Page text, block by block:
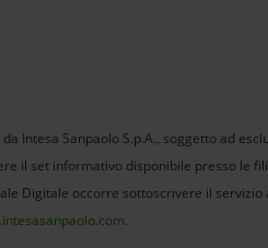
Intesa Sanpaolo S.p.A., soggetto ad
il set informativo disponibile presso le
Digitale occorre sottoscrivere il servizio
.